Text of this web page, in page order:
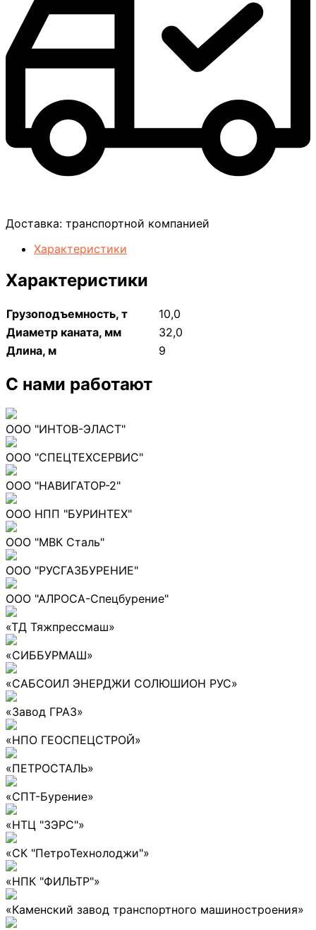
Доставка: транспортной компанией
Характеристики
Характеристики
Грузоподъемность, т
10,0
Диаметр каната, мм
32,0
Длина, м
9
С нами работают
ООО "ИНТОВ-ЭЛАСТ"
ООО "СПЕЦТЕХСЕРВИС"
ООО "НАВИГАТОР-2"
ООО НПП "БУРИНТЕХ"
ООО "МВК Сталь"
ООО "РУСГАЗБУРЕНИЕ"
ООО "АЛРОСА-Спецбурение"
«ТД Тяжпрессмаш»
«СИББУРМАШ»
«САБСОИЛ ЭНЕРДЖИ СОЛЮШИОН РУС»
«Завод ГРАЗ»
«НПО ГЕОСПЕЦСТРОЙ»
«ПЕТРОСТАЛЬ»
«СПТ-Бурение»
«НТЦ "ЗЭРС"»
«СК "ПетроТехнолоджи"»
«НПК "ФИЛЬТР"»
«Каменский завод транспортного машиностроения»